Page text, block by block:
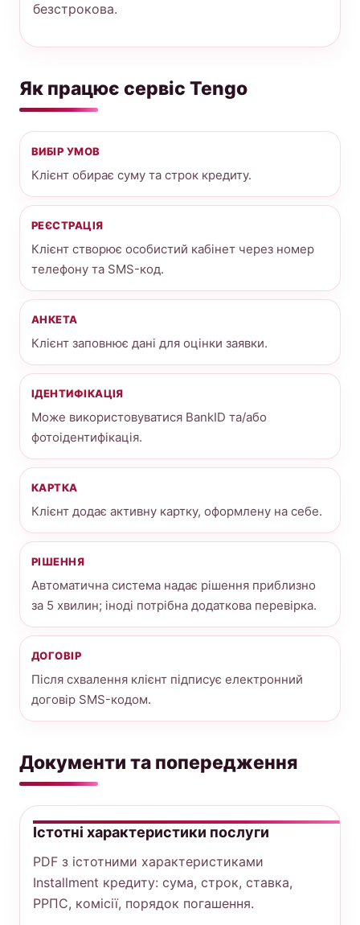
безстрокова.
Як працює сервіс Tengo
ВИБІР УМОВ
Клієнт обирає суму та строк кредиту.
РЕЄСТРАЦІЯ
Клієнт створює особистий кабінет через номер
телефону та SMS-код.
АНКЕТА
Клієнт заповнює дані для оцінки заявки.
ІДЕНТИФІКАЦІЯ
Може використовуватися BankID та/або
фотоідентифікація.
КАРТКА
Клієнт додає активну картку, оформлену на себе.
РІШЕННЯ
Автоматична система надає рішення приблизно
за 5 хвилин; іноді потрібна додаткова перевірка.
ДОГОВІР
Після схвалення клієнт підписує електронний
договір SMS-кодом.
Документи та попередження
Істотні характеристики послуги
PDF з істотними характеристиками
Installment кредиту: сума, строк, ставка,
РРПС, комісії, порядок погашення.